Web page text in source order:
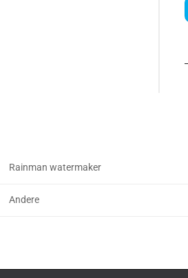
Rainman watermaker
Andere